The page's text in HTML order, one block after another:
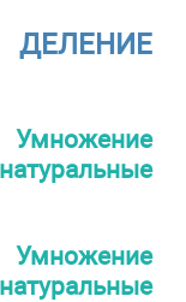
Умножение
Умножение